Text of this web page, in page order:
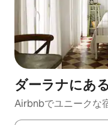
ダーラナにあ
Airbnbでユニークな